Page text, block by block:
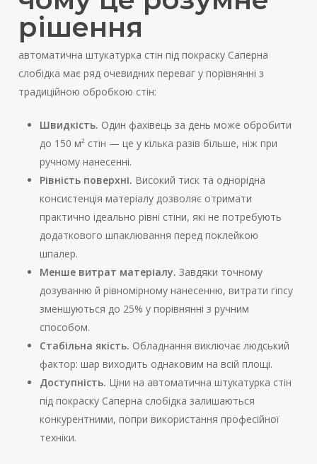
рішення
автоматична штукатурка стін під покраску Саперна
слобідка має ряд очевидних переваг у порівнянні з
традиційною обробкою стін:
Швидкість. Один фахівець за день може обробити
до 150 м² стін — це у кілька разів більше, ніж при
ручному нанесенні.
Рівність поверхні. Високий тиск та однорідна
консистенція матеріалу дозволяє отримати
практично ідеально рівні стіни, які не потребують
додаткового шпаклювання перед поклейкою
шпалер.
Менше витрат матеріалу. Завдяки точному
дозуванню й рівномірному нанесенню, витрати гіпсу
зменшуються до 25% у порівнянні з ручним
способом.
Стабільна якість. Обладнання виключає людський
фактор: шар виходить однаковим на всій площі.
Доступність. Ціни на автоматична штукатурка стін
під покраску Саперна слобідка залишаються
конкурентними, попри використання професійної
техніки.